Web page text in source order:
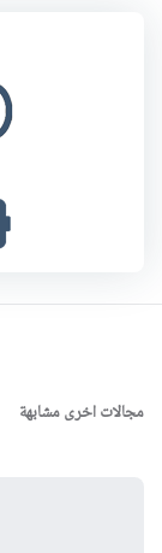
مجالات اخرى مشابهة